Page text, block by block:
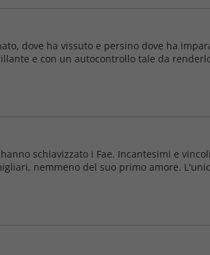
dove ha vissuto e persino dove ha
e con un autocontrollo tale da
schiavizzato i Fae. Incantesimi e
nemmeno del suo primo amore.